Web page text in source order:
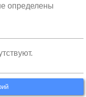
определены